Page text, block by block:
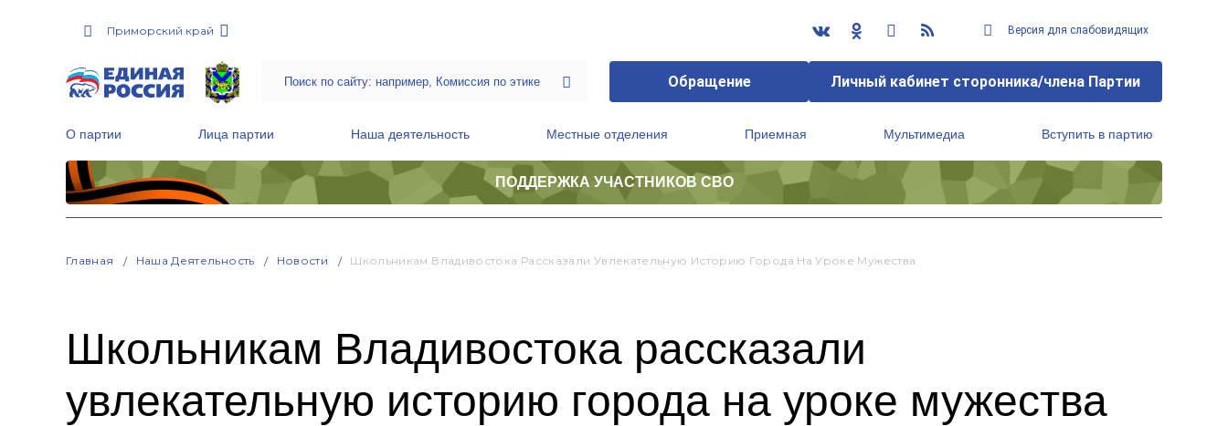
Приморский край Версия для слабовидящих
Обращение Личный кабинет сторонника/члена Партии
О партии Лица партии Наша деятельность Местные отделения Приемная Мультимедиа Вступить в партию
ПОДДЕРЖКА УЧАСТНИКОВ СВО
Главная Наша Деятельность Новости Школьникам Владивостока Рассказали Увлекательную Историю Города На Уроке Мужества
Школьникам Владивостока рассказали
увлекательную историю города на уроке мужества